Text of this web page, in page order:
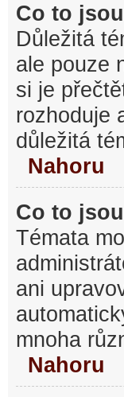
Co to
Důležitá
ale pouze
si je
rozhoduje
důležitá
Nahoru
Co to
Témata
ani
mnoha
Nahoru